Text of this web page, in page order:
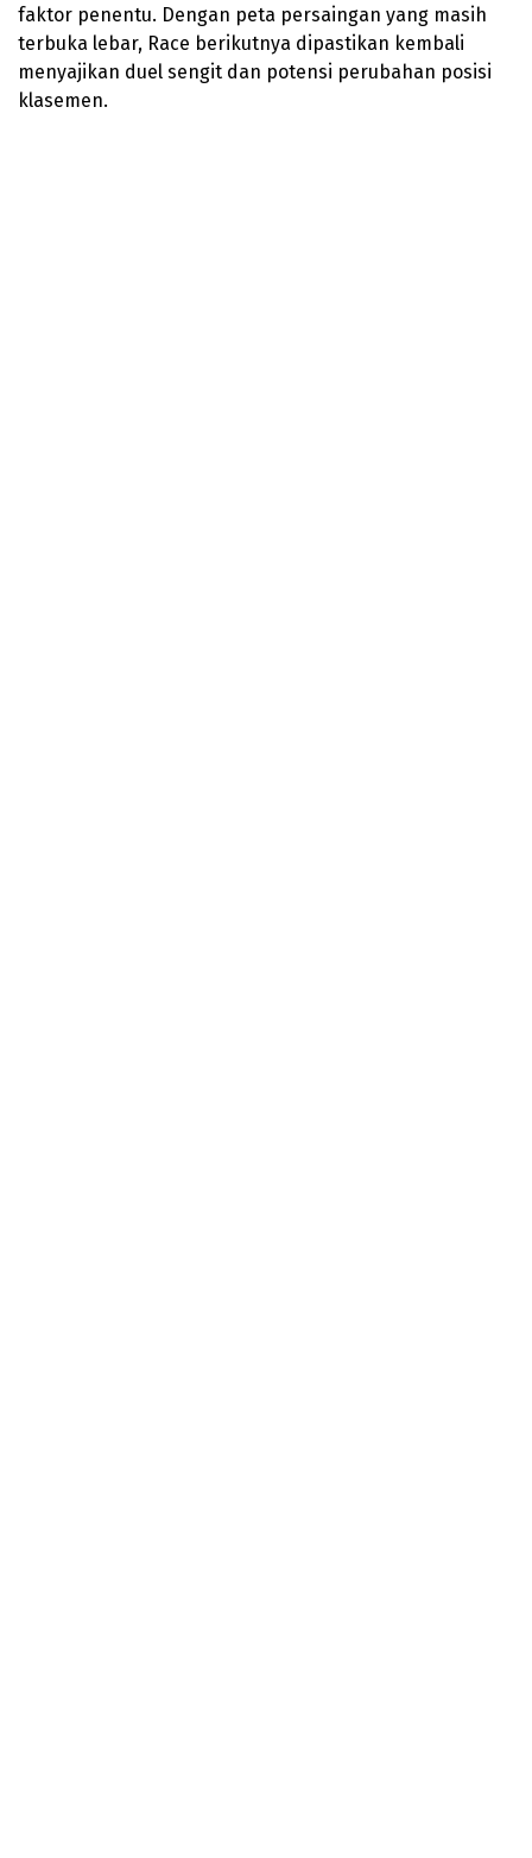
faktor penentu. Dengan peta persaingan yang masih
terbuka lebar, Race berikutnya dipastikan kembali
menyajikan duel sengit dan potensi perubahan posisi
klasemen.